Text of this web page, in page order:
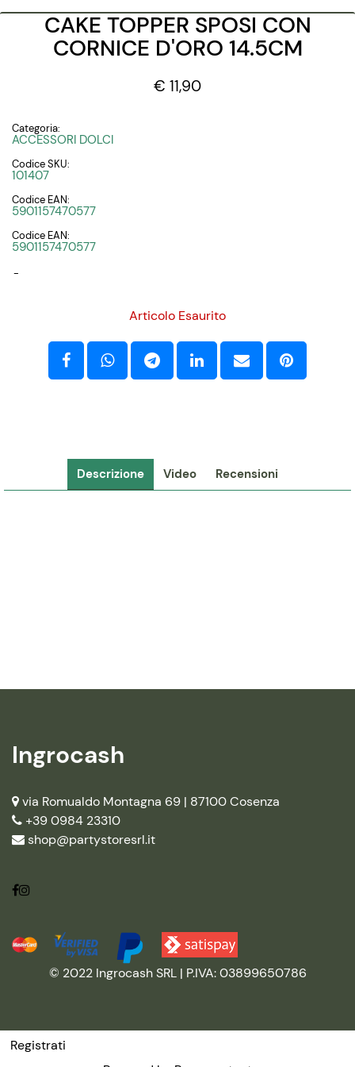
CAKE TOPPER SPOSI CON
CORNICE D'ORO 14.5CM
€ 11,90
Categoria:
ACCESSORI DOLCI
Codice SKU:
101407
Codice EAN:
5901157470577
Codice EAN:
5901157470577
-
Articolo Esaurito
Descrizione Video Recensioni
Ingrocash
via Romualdo Montagna 69 | 87100 Cosenza
+39 0984 23310
shop@partystoresrl.it
© 2022 Ingrocash SRL | P.IVA: 03899650786
Registrati